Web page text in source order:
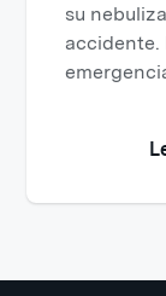
su
accidente.